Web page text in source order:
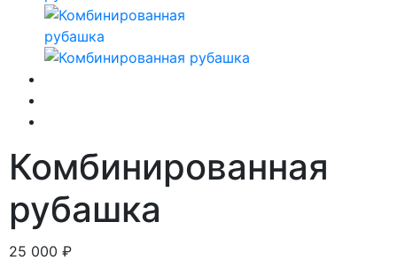
Комбинированная
рубашка
25 000 ₽